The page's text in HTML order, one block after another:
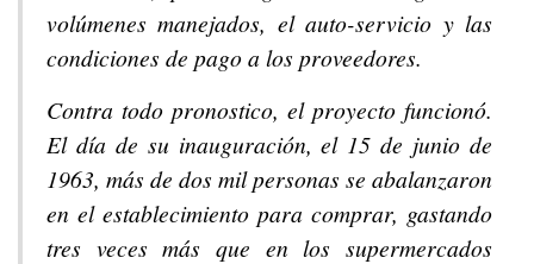
volúmenes manejados, el auto-servicio y las
condiciones de pago a los proveedores.
Contra todo pronostico, el proyecto funcionó.
El día de su inauguración, el 15 de junio de
1963, más de dos mil personas se abalanzaron
en el establecimiento para comprar, gastando
tres veces más que en los supermercados